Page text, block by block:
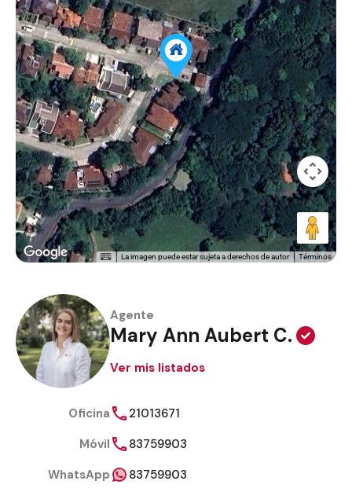
La imagen puede estar sujeta a derechos de autor Términos
Agente
Mary Ann Aubert C.
Ver mis listados
Oficina
21013671
Móvil
83759903
WhatsApp
83759903